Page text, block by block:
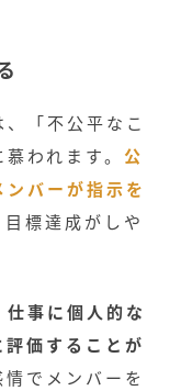
「不公平なこ
われます。 公
バーが指示を
標達成がしや
事に個人的な
価することが
でメンバーを